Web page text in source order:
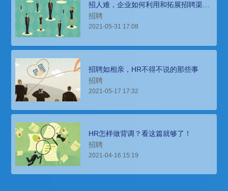
招人难，企业如何利用和拓展招聘渠
道？
招聘
2021-05-31 17:08
招聘如相亲，HR不得不说的那些事
招聘
2021-05-17 17:32
HR怎样做背调？看这篇就够了！
招聘
2021-04-16 15:19